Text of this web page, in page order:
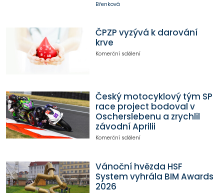
Břenková
ČPZP vyzývá k darování
krve
Komerční sdělení
Český motocyklový tým SP
race project bodoval v
Oscherslebenu a zrychlil
závodní Aprilii
Komerční sdělení
Vánoční hvězda HSF
System vyhrála BIM Awards
2026